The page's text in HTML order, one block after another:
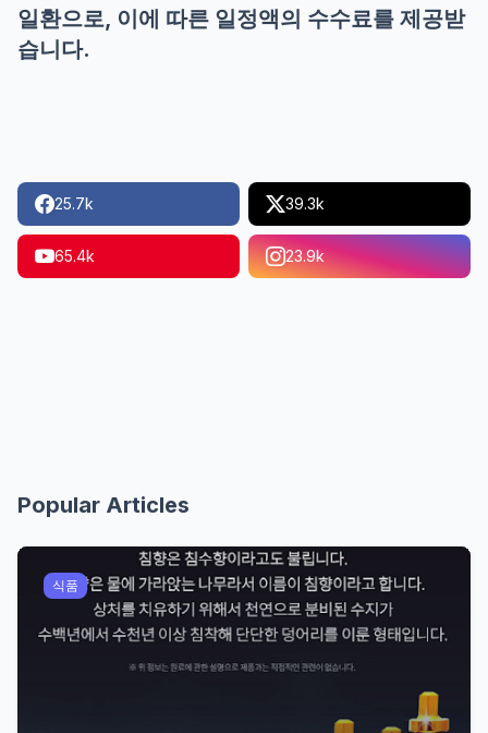
일환으로, 이에 따른 일정액의 수수료를 제공받
습니다.
25.7k 39.3k
65.4k 23.9k
Popular Articles
식품